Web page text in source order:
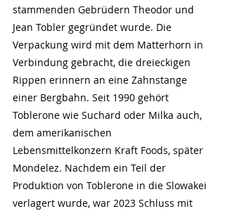
stammenden Gebrüdern Theodor und
Jean Tobler gegründet wurde. Die
Verpackung wird mit dem Matterhorn in
Verbindung gebracht, die dreieckigen
Rippen erinnern an eine Zahnstange
einer Bergbahn. Seit 1990 gehört
Toblerone wie Suchard oder Milka auch,
dem amerikanischen
Lebensmittelkonzern Kraft Foods, später
Mondelez. Nachdem ein Teil der
Produktion von Toblerone in die Slowakei
verlagert wurde, war 2023 Schluss mit